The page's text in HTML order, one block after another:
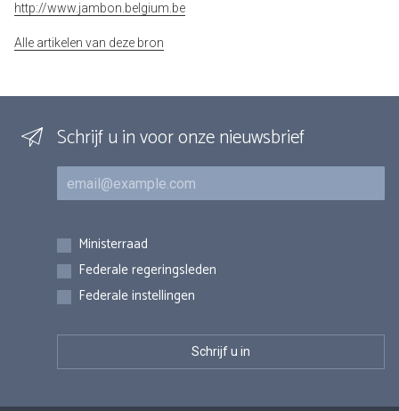
http://www.jambon.belgium.be
Alle artikelen van deze bron
Schrijf u in voor onze nieuwsbrief
E-mail
Inschrijvingen
Ministerraad
Federale regeringsleden
Federale instellingen